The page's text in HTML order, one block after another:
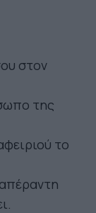
στον
της
το